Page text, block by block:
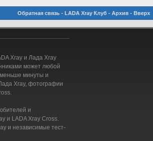
Обратная связь - LADA Xray Клуб - Архив - Вверх
Xray и Лада Xray
может любой
минуты и
Xray, фотографии
и
и LADA Xray Cross.
и независимые тест-